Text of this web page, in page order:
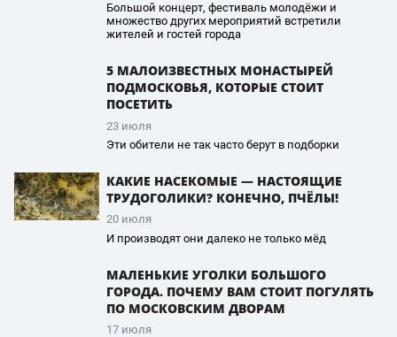
Большой концерт, фестиваль молодёжи и
множество других мероприятий встретили
жителей и гостей города
5 МАЛОИЗВЕСТНЫХ МОНАСТЫРЕЙ
ПОДМОСКОВЬЯ, КОТОРЫЕ СТОИТ
ПОСЕТИТЬ
23 июля
Эти обители не так часто берут в подборки
КАКИЕ НАСЕКОМЫЕ — НАСТОЯЩИЕ
ТРУДОГОЛИКИ? КОНЕЧНО, ПЧЁЛЫ!
20 июля
И производят они далеко не только мёд
МАЛЕНЬКИЕ УГОЛКИ БОЛЬШОГО
ГОРОДА. ПОЧЕМУ ВАМ СТОИТ ПОГУЛЯТЬ
ПО МОСКОВСКИМ ДВОРАМ
17 июля